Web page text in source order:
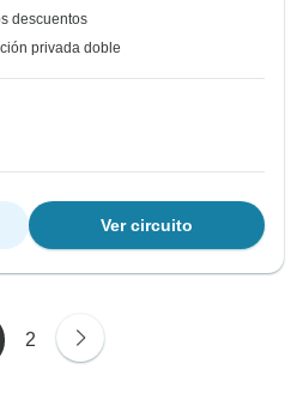
descuentos
privada doble
Ver circuito
2